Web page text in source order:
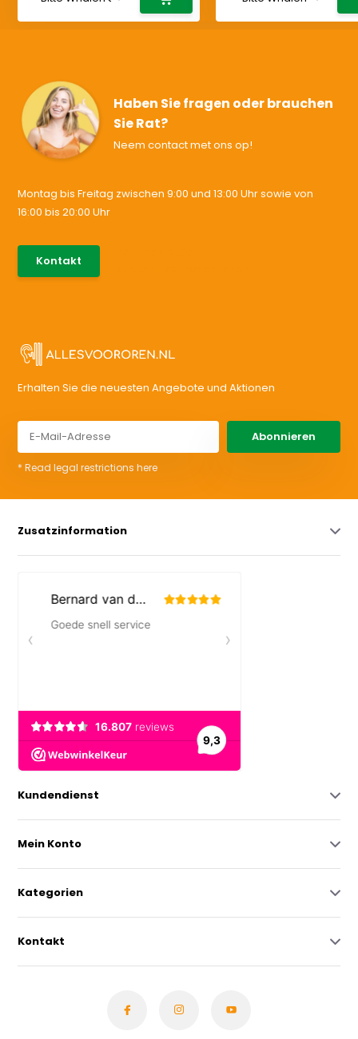
Haben Sie fragen oder brauchen
Sie Rat?
Neem contact met ons op!
Montag bis Freitag zwischen 9:00 und 13:00 Uhr sowie von
16:00 bis 20:00 Uhr
Kontakt
Erhalten Sie die neuesten Angebote und Aktionen
Abonnieren
* Read legal restrictions here
Zusatzinformation
Kundendienst
Mein Konto
Kategorien
Kontakt